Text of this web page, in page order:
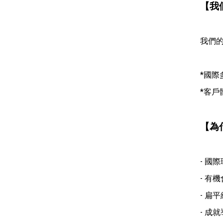
【
我們
*國際
*客戶
【
- 國
- 有
- 扁
- 成